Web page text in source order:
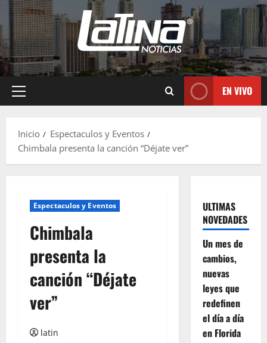
EN VIVO
Inicio
Espectaculos y Eventos
Chimbala presenta la canción “Déjate ver”
Espectaculos y Eventos
Chimbala
presenta la
canción “Déjate
ver”
latin
ULTIMAS
NOVEDADES
Un mes de
cambios,
nuevas
leyes que
redefinen
el día a día
en Florida